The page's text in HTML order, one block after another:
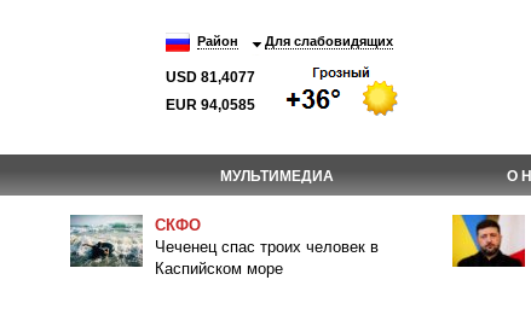
Район Для слабовидящих
USD 81,4077
EUR 94,0585
МУЛЬТИМЕДИА О
СКФО
Чеченец спас троих человек в
Каспийском море